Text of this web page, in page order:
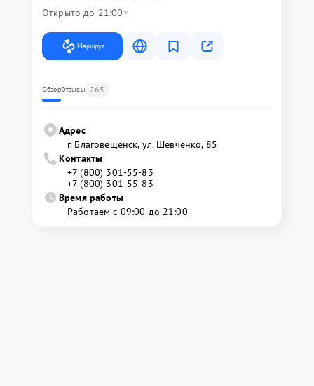
Открыто до 21:00
Маршрут
ОбзорОтзывы 265
Адрес
г. Благовещенск, ул. Шевченко, 85
Контакты
+7 (800) 301-55-83
+7 (800) 301-55-83
Время работы
Работаем с 09:00 до 21:00